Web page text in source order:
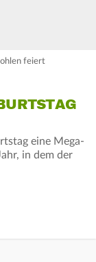
feiert
eine Mega-
in dem der